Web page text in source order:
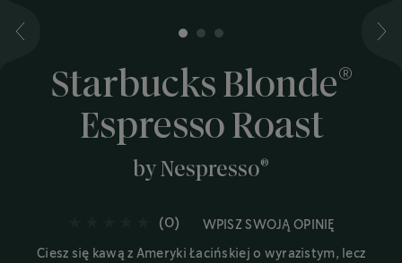
Starbucks Blonde®
Espresso Roast
by Nespresso®
(0) WPISZ SWOJĄ OPINIĘ
Ciesz się kawą z Ameryki Łacińskiej o wyrazistym, lecz
1 2